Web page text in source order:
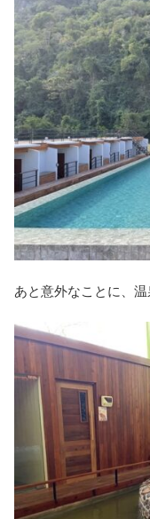
あと意外なことに、温